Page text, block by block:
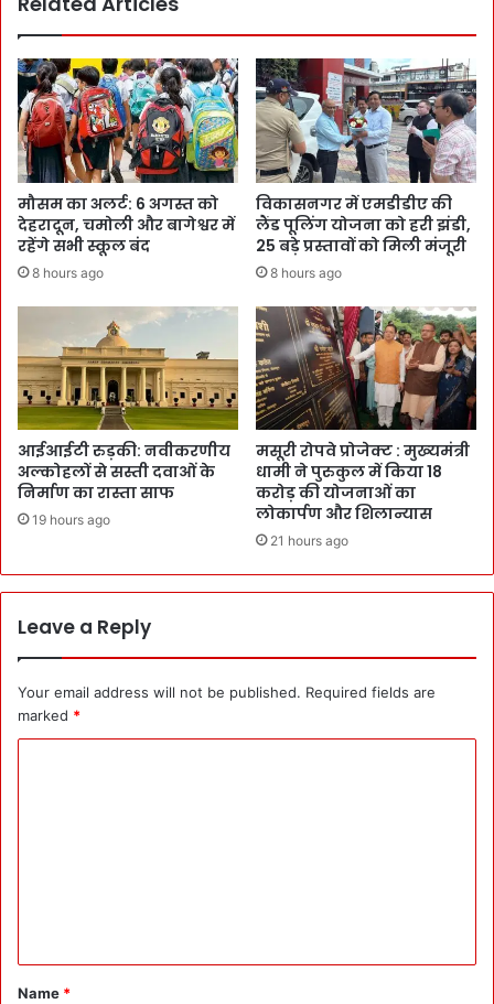
मौसम का अलर्ट: 6 अगस्त को
देहरादून, चमोली और बागेश्वर में
रहेंगे सभी स्कूल बंद
8 hours ago
विकासनगर में एमडीडीए की
लैंड पूलिंग योजना को हरी झंडी,
25 बड़े प्रस्तावों को मिली मंजूरी
8 hours ago
आईआईटी रुड़की: नवीकरणीय
अल्कोहलों से सस्ती दवाओं के
निर्माण का रास्ता साफ
19 hours ago
मसूरी रोपवे प्रोजेक्ट : मुख्‍यमंत्री
धामी ने पुरुकुल में किया 18
करोड़ की योजनाओं का
लोकार्पण और शिलान्यास
21 hours ago
Leave a Reply
Your email address will not be published. Required fields are
marked *
*
Name *